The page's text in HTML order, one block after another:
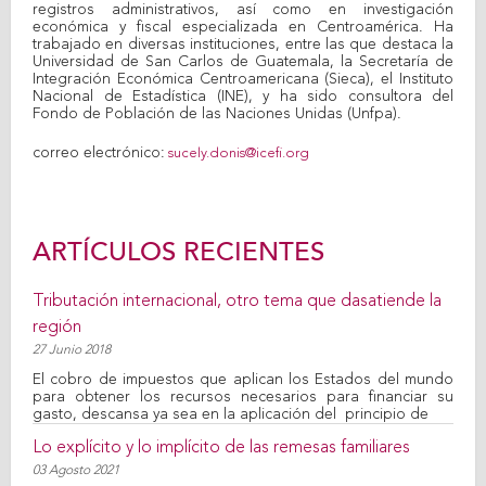
registros administrativos, así como en investigación
económica y fiscal especializada en Centroamérica. Ha
trabajado en diversas instituciones, entre las que destaca la
Universidad de San Carlos de Guatemala, la Secretaría de
Integración Económica Centroamericana (Sieca), el Instituto
Nacional de Estadística (INE), y ha sido consultora del
Fondo de Población de las Naciones Unidas (Unfpa).
correo electrónico: sucely.donis@icefi.org
ARTÍCULOS RECIENTES
Tributación internacional, otro tema que dasatiende la
región
27 Junio 2018
El cobro de impuestos que aplican los Estados del mundo
para obtener los recursos necesarios para financiar su
gasto, descansa ya sea en la aplicación del principio de
Lo explícito y lo implícito de las remesas familiares
03 Agosto 2021